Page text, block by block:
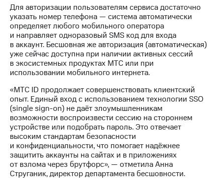
отчетность
Контакты
Новости
в
регионе
Корпоративное
управление
Корпоративный
секретарь
Раскрытие
информации
Информация
акционерам
Документы
Для авторизации пользователям сервиса достаточно
указать номер телефона — система автоматически
определяет любого мобильного оператора
и направляет одноразовый SMS код для входа
в аккаунт. Бесшовная же авторизация (автоматическая)
уже сейчас доступна при наличии активных сессий
в экосистемных продуктах МТС или при
использовании мобильного интернета.
«МТС ID продолжает совершенствовать клиентский
опыт. Единый вход с использованием технологии SSO
(single sign-on) не даёт злоумышленникам
возможности воспроизвести сессию на стороннем
устройстве или подобрать пароль. Это отвечает
высоким стандартам безопасности
и конфиденциальности, что помогает надёжнее
защитить аккаунты на сайтах и в приложениях
от взлома через брутфорс», — отметила Анна
Струганик, директор департамента бесшовности.